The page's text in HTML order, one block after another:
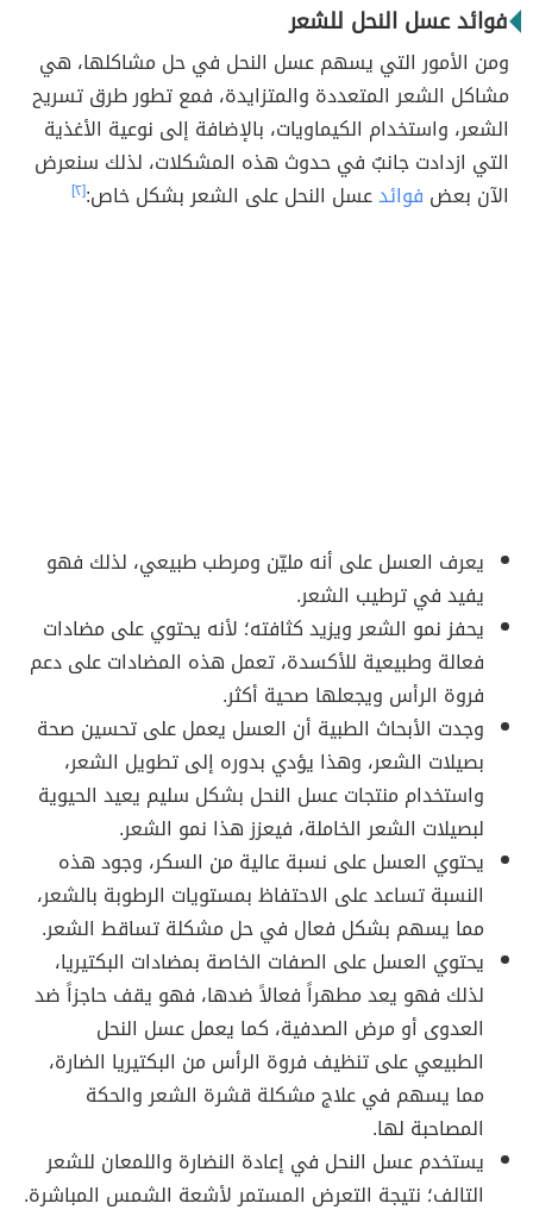
فوائد عسل النحل للشعر
ومن الأمور التي يسهم عسل النحل في حل مشاكلها، هي
مشاكل الشعر المتعددة والمتزايدة، فمع تطور طرق تسريح
الشعر، واستخدام الكيماويات، بالإضافة إلى نوعية الأغذية
التي ازدادت جانبٌ في حدوث هذه المشكلات، لذلك سنعرض
الآن بعض فوائدعسل النحل على الشعر بشكل خاص:[٢]
يعرف العسل على أنه مليّن ومرطب طبيعي، لذلك فهو
يفيد في ترطيب الشعر.
يحفز نمو الشعر ويزيد كثافته؛ لأنه يحتوي على مضادات
فعالة وطبيعية للأكسدة، تعمل هذه المضادات على دعم
فروة الرأس ويجعلها صحية أكثر.
وجدت الأبحاث الطبية أن العسل يعمل على تحسين صحة
بصيلات الشعر، وهذا يؤدي بدوره إلى تطويل الشعر،
واستخدام منتجات عسل النحل بشكل سليم يعيد الحيوية
لبصيلات الشعر الخاملة، فيعزز هذا نمو الشعر.
يحتوي العسل على نسبة عالية من السكر، وجود هذه
النسبة تساعد على الاحتفاظ بمستويات الرطوبة بالشعر،
مما يسهم بشكل فعال في حل مشكلة تساقط الشعر.
يحتوي العسل على الصفات الخاصة بمضادات البكتيريا،
لذلك فهو يعد مطهراً فعالاً ضدها، فهو يقف حاجزاً ضد
العدوى أو مرض الصدفية، كما يعمل عسل النحل
الطبيعي على تنظيف فروة الرأس من البكتيريا الضارة،
مما يسهم في علاج مشكلة قشرة الشعر والحكة
المصاحبة لها.
يستخدم عسل النحل في إعادة النضارة واللمعان للشعر
التالف؛ نتيجة التعرض المستمر لأشعة الشمس المباشرة.